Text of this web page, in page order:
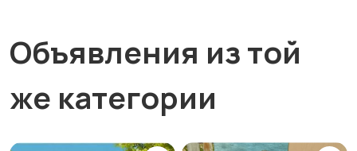
Объявления из той
же категории